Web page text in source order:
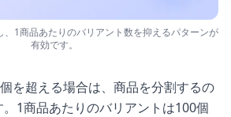
1商品あたりのバリアント数を抑えるパターンが
有効です。
を超える場合は、商品を分割するの
1商品あたりのバリアントは100個